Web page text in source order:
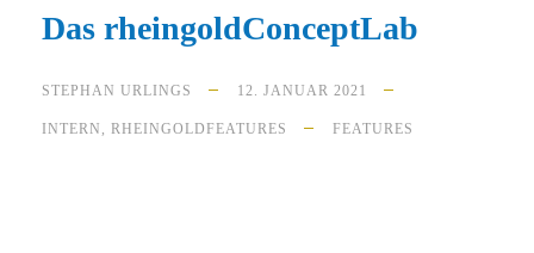
Das rheingoldConceptLab
STEPHAN URLINGS 12. JANUAR 2021
INTERN RHEINGOLDFEATURES FEATURES